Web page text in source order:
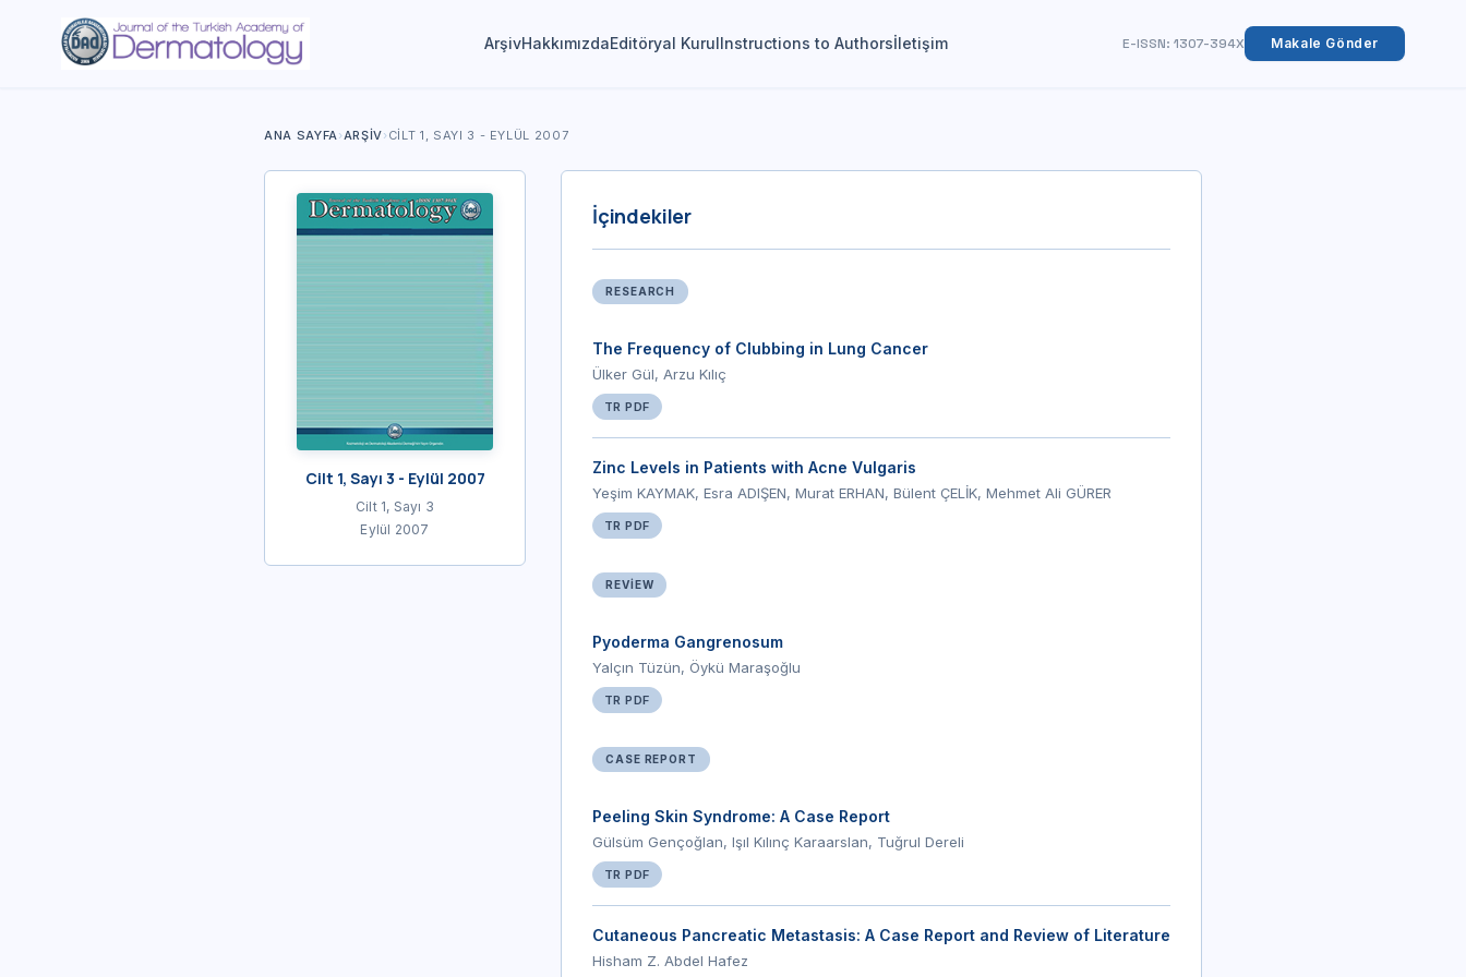
ArşivHakkımızdaEditöryal KurulInstructions to Authorsİletişim E-ISSN: 1307-394X Makale Gönder
ANA SAYFA›ARŞIV›CILT 1, SAYI 3 - EYLÜL 2007
Cilt 1, Sayı 3 - Eylül 2007
Cilt 1, Sayı 3
Eylül 2007
İçindekiler
RESEARCH
The Frequency of Clubbing in Lung Cancer
Ülker Gül, Arzu Kılıç
TR PDF
Zinc Levels in Patients with Acne Vulgaris
Yeşim KAYMAK, Esra ADIŞEN, Murat ERHAN, Bülent ÇELİK, Mehmet Ali GÜRER
TR PDF
REVIEW
Pyoderma Gangrenosum
Yalçın Tüzün, Öykü Maraşoğlu
TR PDF
CASE REPORT
Peeling Skin Syndrome: A Case Report
Gülsüm Gençoğlan, Işıl Kılınç Karaarslan, Tuğrul Dereli
TR PDF
Cutaneous Pancreatic Metastasis: A Case Report and Review of Literature
Hisham Z. Abdel Hafez